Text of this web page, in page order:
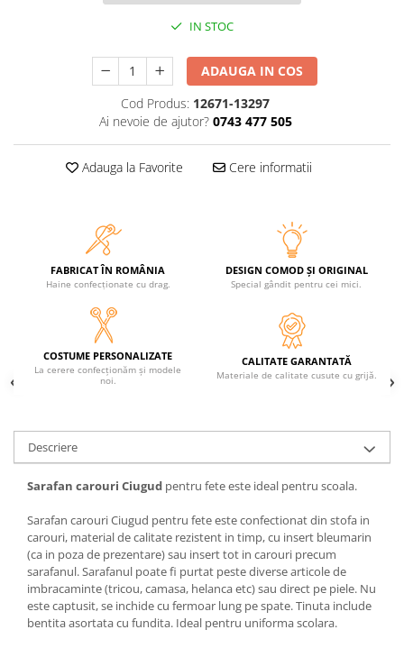
IN STOC
ADAUGA IN COS
Cod Produs: 12671-13297
Ai nevoie de ajutor? 0743 477 505
Adauga la Favorite Cere informatii
FABRICAT ÎN ROMÂNIA
Haine confecționate cu drag.
DESIGN COMOD ȘI ORIGINAL
Special gândit pentru cei mici.
COSTUME PERSONALIZATE
La cerere confecționăm și modele
noi.
CALITATE GARANTATĂ
Materiale de calitate cusute cu grijă.
Descriere
Sarafan carouri Ciugud pentru fete este ideal pentru scoala.
Sarafan carouri Ciugud pentru fete este confectionat din stofa in
carouri, material de calitate rezistent in timp, cu insert bleumarin
(ca in poza de prezentare) sau insert tot in carouri precum
sarafanul. Sarafanul poate fi purtat peste diverse articole de
imbracaminte (tricou, camasa, helanca etc) sau direct pe piele. Nu
este captusit, se inchide cu fermoar lung pe spate. Tinuta include
bentita asortata cu fundita. Ideal pentru uniforma scolara.